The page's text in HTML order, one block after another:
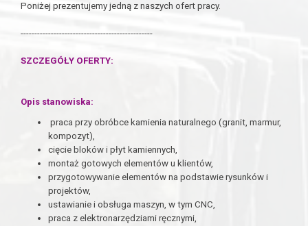
Poniżej prezentujemy jedną z naszych ofert pracy.
------------------------------------------------
SZCZEGÓŁY OFERTY:
Opis stanowiska:
praca przy obróbce kamienia naturalnego (granit, marmur,
kompozyt),
cięcie bloków i płyt kamiennych,
montaż gotowych elementów u klientów,
przygotowywanie elementów na podstawie rysunków i
projektów,
ustawianie i obsługa maszyn, w tym CNC,
praca z elektronarzędziami ręcznymi,